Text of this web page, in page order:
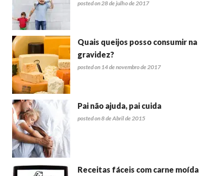
posted on 28 de julho de 2017
Quais queijos posso consumir na
gravidez?
posted on 14 de novembro de 2017
Pai não ajuda, pai cuida
posted on 8 de Abril de 2015
Receitas fáceis com carne moída